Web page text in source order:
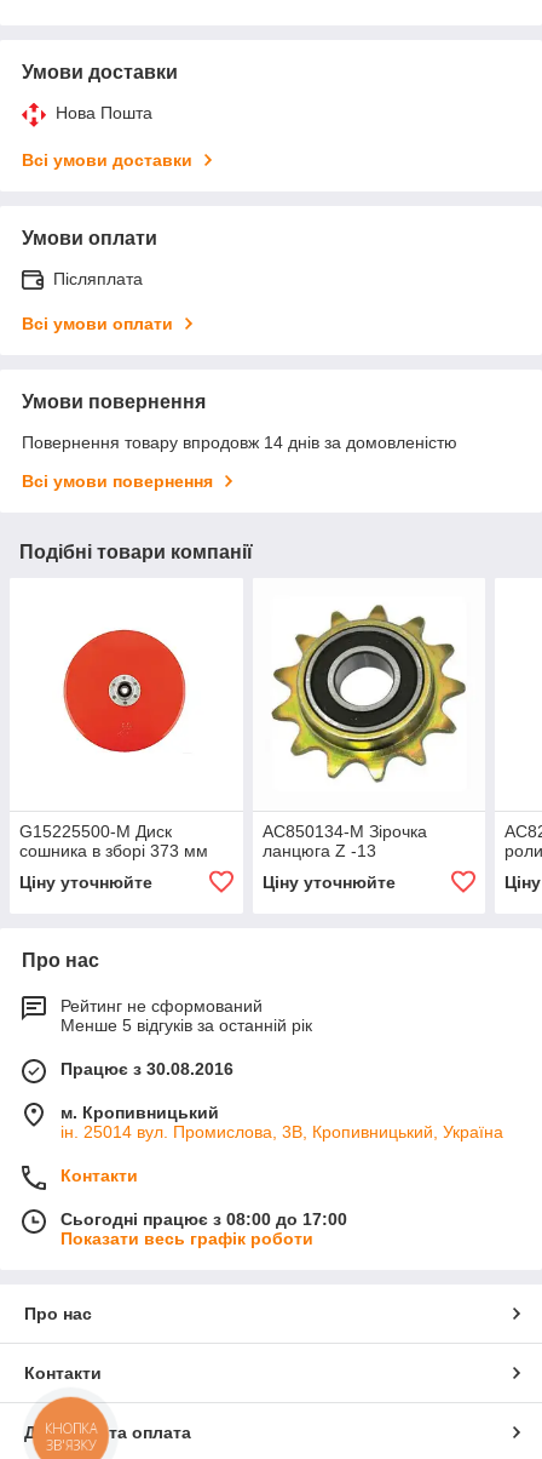
Умови доставки
Нова Пошта
Всі умови доставки
Умови оплати
Післяплата
Всі умови оплати
Умови повернення
Повернення товару впродовж 14 днів за домовленістю
Всі умови повернення
Подібні товари компанії
G15225500-M Диск
сошника в зборі 373 мм
Ціну уточнюйте
AC850134-M Зірочка
ланцюга Z -13
Ціну уточнюйте
Про нас
Рейтинг не сформований
Менше 5 відгуків за останній рік
Працює з 30.08.2016
м. Кропивницький
ін. 25014 вул. Промислова, 3В, Кропивницький, Україна
Контакти
Сьогодні працює з 08:00 до 17:00
Показати весь графік роботи
Про нас
Контакти
Доставка та оплата
КНОПКА
ЗВ'ЯЗКУ